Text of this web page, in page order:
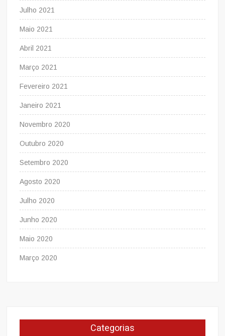
Julho 2021
Maio 2021
Abril 2021
Março 2021
Fevereiro 2021
Janeiro 2021
Novembro 2020
Outubro 2020
Setembro 2020
Agosto 2020
Julho 2020
Junho 2020
Maio 2020
Março 2020
Categorias